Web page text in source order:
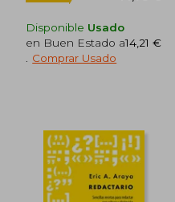
Disponible Usado
en Buen Estado a14,21 €
Comprar Usado